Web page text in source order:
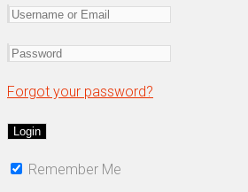
Forgot your password?
Remember Me